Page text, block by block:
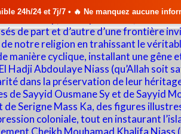
Ne manquez aucune information importante •